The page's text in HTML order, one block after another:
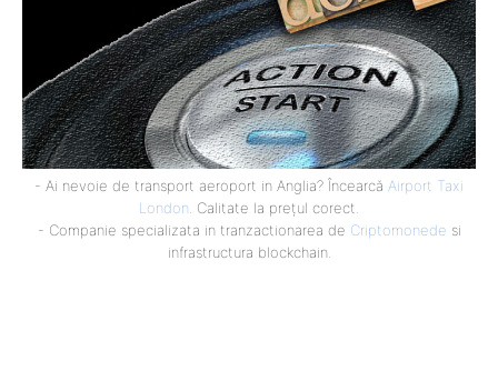
- Ai nevoie de transport aeroport in Anglia? Încearcă Airport Taxi
London. Calitate la prețul corect.
- Companie specializata in tranzactionarea de Criptomonede si
infrastructura blockchain.